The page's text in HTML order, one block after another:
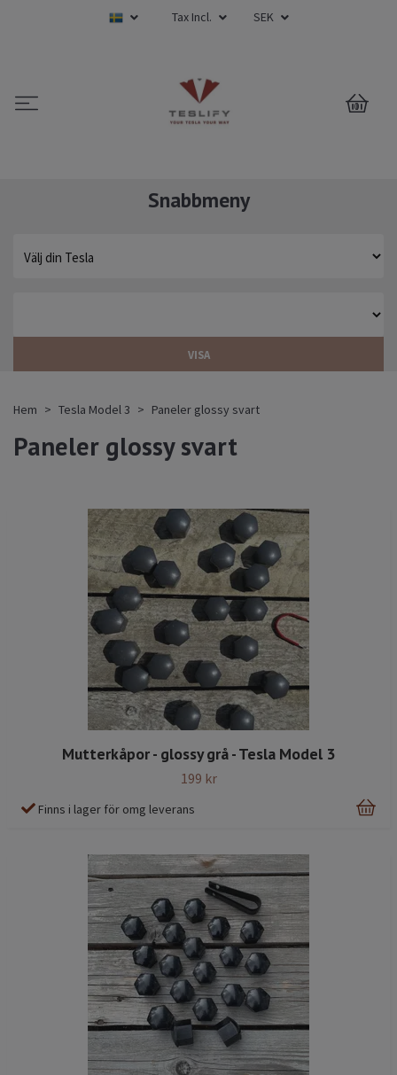
Tax Incl. SEK
0
Snabbmeny
VISA
Hem Tesla Model 3 Paneler glossy svart
Paneler glossy svart
Mutterkåpor - glossy grå - Tesla Model 3
199 kr
Finns i lager för omg leverans